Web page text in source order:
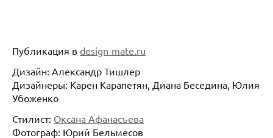
Публикация в design-mate.ru
Дизайн: Александр Тишлер
Дизайнеры: Карен Карапетян, Диана Беседина, Юлия
Убоженко
Стилист: Оксана Афанасъева
Фотограф: Юрий Бельмесов